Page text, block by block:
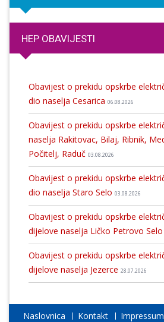
HEP OBAVIJESTI
Obavijest o prekidu opskrbe
dio naselja Cesarica 06.08.2026
Obavijest o prekidu opskrbe
naselja Rakitovac, Bilaj, Ribnik,
Počitelj, Raduč 03.08.2026
Obavijest o prekidu opskrbe
dio naselja Staro Selo 03.08.2026
Obavijest o prekidu opskrbe
dijelove naselja Ličko Petrovo
Obavijest o prekidu opskrbe
dijelove naselja Jezerce 28.07.2026
Naslovnica Kontakt Impressum